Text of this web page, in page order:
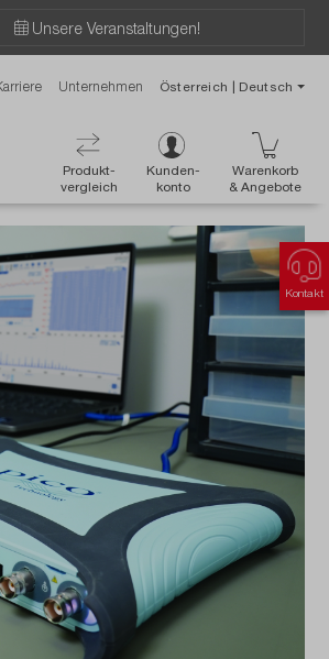
Unsere Veranstaltungen!
Unternehmen Österreich | Deutsch
Produkt-
vergleich
Kunden-
konto
Warenkorb
& Angebote
Kontakt